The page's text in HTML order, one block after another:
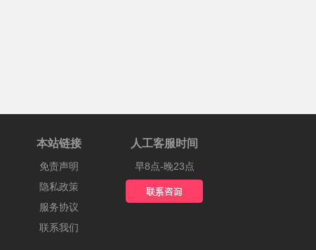
本站链接
免责声明
隐私政策
服务协议
联系我们
人工客服时间
早8点-晚23点